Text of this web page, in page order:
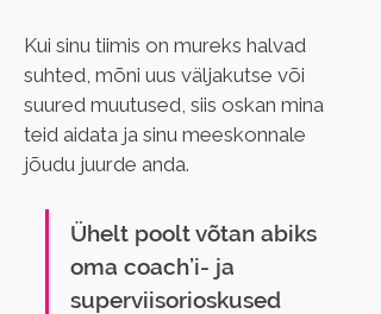
Kui sinu tiimis on mureks halvad
suhted, mõni uus väljakutse või
suured muutused, siis oskan mina
teid aidata ja sinu meeskonnale
jõudu juurde anda.
Ühelt poolt võtan abiks
oma coach’i- ja
superviisorioskused